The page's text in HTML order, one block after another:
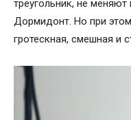
треугольник, не
Дормидонт. Но при
гротескная, смешная и